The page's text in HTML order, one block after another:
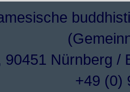
90451 Nürnberg /
+49 (0)